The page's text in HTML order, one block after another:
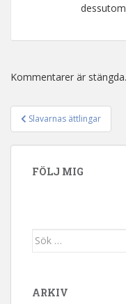
Kommentarer är stängda.
Slavarnas ättlingar
FÖLJ MIG
Sök efter:
ARKIV